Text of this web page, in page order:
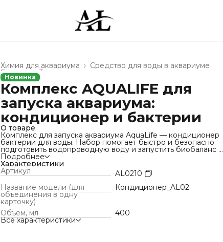
Средство для воды в аквариуме
Химия для аквариума ›
Товары для животных
Главная ›
Новинка
Комплекс AQUALIFE для
запуска аквариума:
кондиционер и бактерии
О товаре
Комплекс для запуска аквариума AquaLife — кондиционер
бактерии для воды. Набор помогает быстро и безопасно
подготовить водопроводную воду и запустить биобаланс в
новом аквариуме. Кондиционер мгновенно нейтрализует
хлор, хлорамины и тяжёлые металлы (медь, цинк, свинец),
делая воду безопасной для рыб, креветок, черепах и
растений без необходимости отстаивания. Живые
бактерии Биостартер ускоряют формирование азотного
цикла, снижают аммиак и нитриты, заселяют фильтр и грунт
полезной микрофлорой, предотвращают помутнение воды
и неприятный запах. Подходит для запуска аквариума,
после подмен воды и чистки фильтра. Безопасно для всех
обитателей аквариума и декоративных прудов.
Подробнее
Характеристики
Артикул
AL0210
Название модели (для
объединения в одну
карточку)
Кондиционер_AL02
Объем, мл 400
Все характеристики